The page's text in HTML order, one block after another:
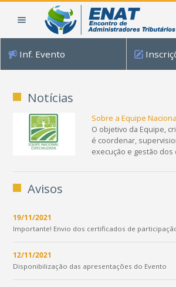
Inf. Evento
Notícias
Sobre a Equipe
O objetivo da Equipe,
é coordenar,
execução e gestão dos
Avisos
19/11/2021
Importante! Envio dos certificados de
12/11/2021
Disponibilização das apresentações do Evento